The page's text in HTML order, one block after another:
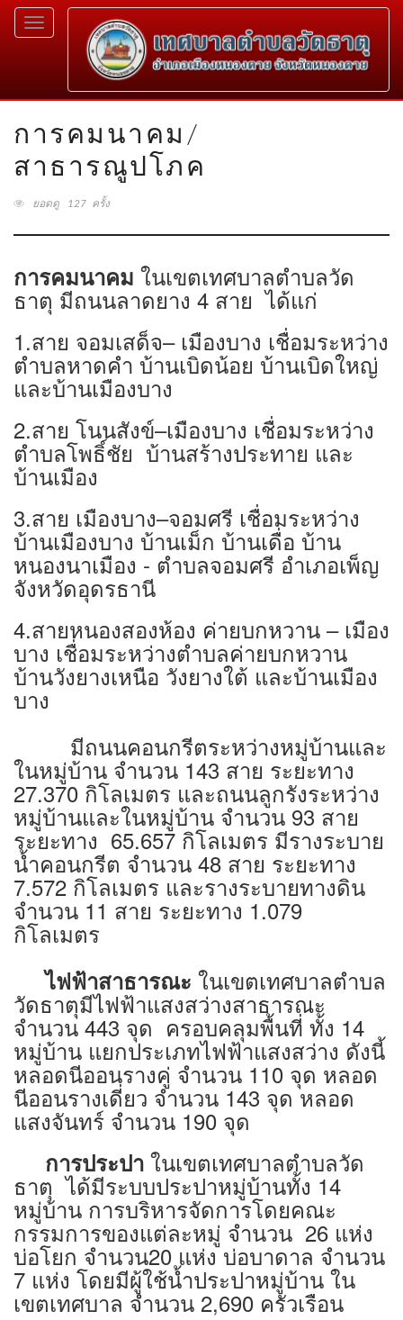
Toggle
navigation
การคมนาคม/
สาธารณูปโภค
ยอดดู 127 ครั้ง
การคมนาคม ในเขตเทศบาลตำบลวัด
ธาตุ มีถนนลาดยาง 4 สาย ได้แก่
1.สาย จอมเสด็จ– เมืองบาง เชื่อมระหว่าง
ตำบลหาดคำ บ้านเบิดน้อย บ้านเบิดใหญ่
และบ้านเมืองบาง
2.สาย โนนสังข์–เมืองบาง เชื่อมระหว่าง
ตำบลโพธิ์ชัย บ้านสร้างประทาย และ
บ้านเมือง
3.สาย เมืองบาง–จอมศรี เชื่อมระหว่าง
บ้านเมืองบาง บ้านเม็ก บ้านเดื่อ บ้าน
หนองนาเมือง - ตำบลจอมศรี อำเภอเพ็ญ
จังหวัดอุดรธานี
4.สายหนองสองห้อง ค่ายบกหวาน – เมือง
บาง เชื่อมระหว่างตำบลค่ายบกหวาน
บ้านวังยางเหนือ วังยางใต้ และบ้านเมือง
บาง
มีถนนคอนกรีตระหว่างหมู่บ้านและ
ในหมู่บ้าน จำนวน 143 สาย ระยะทาง
27.370 กิโลเมตร และถนนลูกรังระหว่าง
หมู่บ้านและในหมู่บ้าน จำนวน 93 สาย
ระยะทาง 65.657 กิโลเมตร มีรางระบาย
น้ำคอนกรีต จำนวน 48 สาย ระยะทาง
7.572 กิโลเมตร และรางระบายทางดิน
จำนวน 11 สาย ระยะทาง 1.079
กิโลเมตร
ไฟฟ้าสาธารณะ ในเขตเทศบาลตำบล
วัดธาตุมีไฟฟ้าแสงสว่างสาธารณะ
จำนวน 443 จุด ครอบคลุมพื้นที่ ทั้ง 14
หมู่บ้าน แยกประเภทไฟฟ้าแสงสว่าง ดังนี้
หลอดนีออนรางคู่ จำนวน 110 จุด หลอด
นีออนรางเดี่ยว จำนวน 143 จุด หลอด
แสงจันทร์ จำนวน 190 จุด
การประปา ในเขตเทศบาลตำบลวัด
ธาตุ ได้มีระบบประปาหมู่บ้านทั้ง 14
หมู่บ้าน การบริหารจัดการโดยคณะ
กรรมการของแต่ละหมู่ จำนวน 26 แห่ง
บ่อโยก จำนวน20 แห่ง บ่อบาดาล จำนวน
7 แห่ง โดยมีผู้ใช้น้ำประปาหมู่บ้าน ใน
เขตเทศบาล จำนวน 2,690 ครัวเรือน